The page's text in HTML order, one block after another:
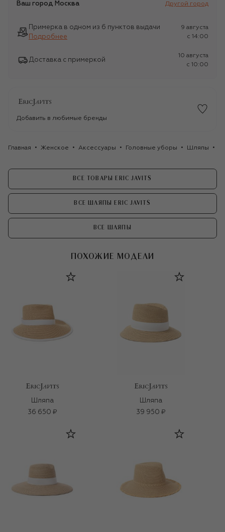
Ваш город Москва Другой город
Примерка в одном из 6 пунктов выдачи
Подробнее
9 августа
c 14:00
Доставка с примеркой
10 августа
c 10:00
Добавить в любимые бренды
Главная Женское Аксессуары Головные уборы Шляпы
ВСЕ ТОВАРЫ ERIC JAVITS
ВСЕ ШЛЯПЫ ERIC JAVITS
ВСЕ ШЛЯПЫ
ПОХОЖИЕ МОДЕЛИ
Шляпа
36 650 ₽
Шляпа
39 950 ₽